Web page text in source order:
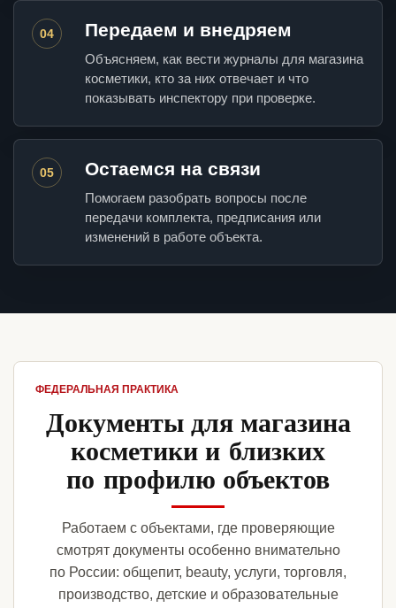
04 Передаем и внедряем
Объясняем, как вести журналы для магазина
косметики, кто за них отвечает и что
показывать инспектору при проверке.
05 Остаемся на связи
Помогаем разобрать вопросы после
передачи комплекта, предписания или
изменений в работе объекта.
ФЕДЕРАЛЬНАЯ ПРАКТИКА
Документы для магазина
косметики и близких
по профилю объектов
Работаем с объектами, где проверяющие
смотрят документы особенно внимательно
по России: общепит, beauty, услуги, торговля,
производство, детские и образовательные